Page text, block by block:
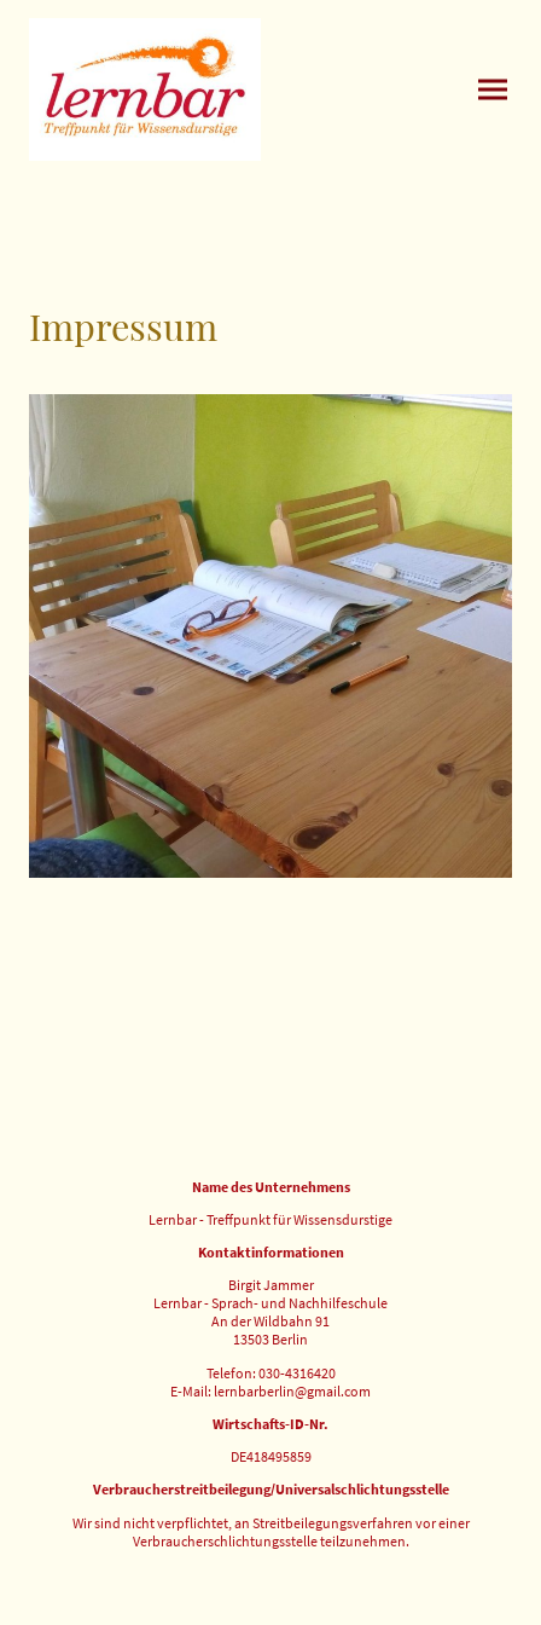
Impressum
Name des Unternehmens
Lernbar - Treffpunkt für Wissensdurstige
Kontaktinformationen
Birgit Jammer
Lernbar - Sprach- und Nachhilfeschule
An der Wildbahn 91
13503 Berlin
Telefon: 030-4316420
E-Mail: lernbarberlin@gmail.com
Wirtschafts-ID-Nr.
DE418495859
Verbraucherstreitbeilegung/Universalschlichtungsstelle
Wir sind nicht verpflichtet, an Streitbeilegungsverfahren vor einer
Verbraucherschlichtungsstelle teilzunehmen.